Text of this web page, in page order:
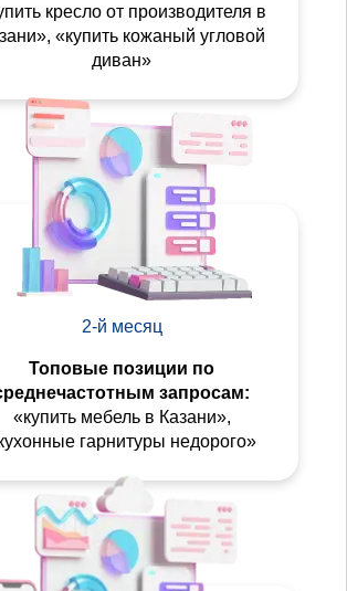
кресло от производителя в
«купить кожаный угловой
диван»
2-й месяц
Топовые позиции по
запросам:
«купить мебель в Казани»,
гарнитуры недорого»